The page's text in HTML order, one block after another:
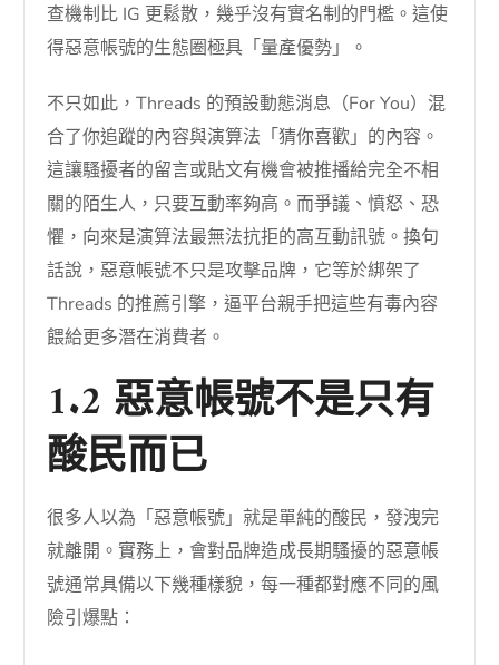
查機制比 IG 更鬆散，幾乎沒有實名制的門檻。這使
得惡意帳號的生態圈極具「量產優勢」。
不只如此，Threads 的預設動態消息（For You）混
合了你追蹤的內容與演算法「猜你喜歡」的內容。
這讓騷擾者的留言或貼文有機會被推播給完全不相
關的陌生人，只要互動率夠高。而爭議、憤怒、恐
懼，向來是演算法最無法抗拒的高互動訊號。換句
話說，惡意帳號不只是攻擊品牌，它等於綁架了
Threads 的推薦引擎，逼平台親手把這些有毒內容
餵給更多潛在消費者。
1.2 惡意帳號不是只有
酸民而已
很多人以為「惡意帳號」就是單純的酸民，發洩完
就離開。實務上，會對品牌造成長期騷擾的惡意帳
號通常具備以下幾種樣貌，每一種都對應不同的風
險引爆點：